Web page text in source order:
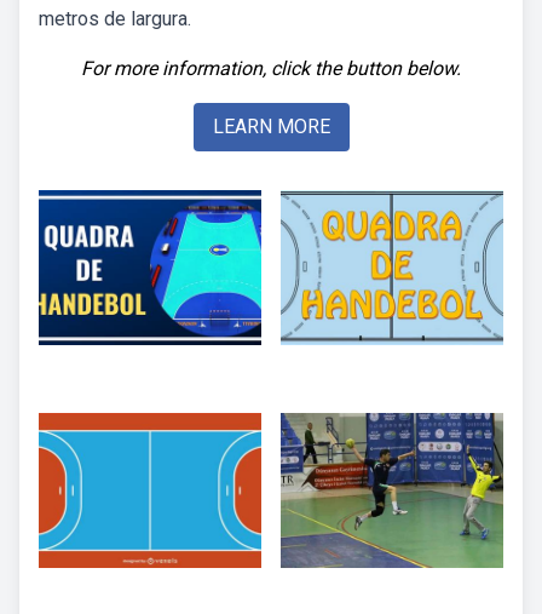
metros de largura.
For more information, click the button below.
LEARN MORE